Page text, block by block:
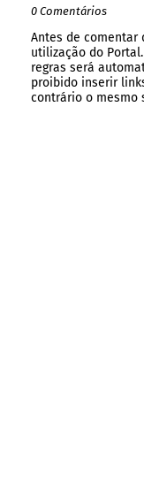
0 Comentários
Antes de comentar
utilização do
regras será
proibido inserir
contrário o mesmo